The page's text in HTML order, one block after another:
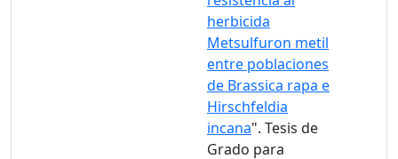
herbicida
Metsulfuron metil
entre poblaciones
de Brassica rapa e
Hirschfeldia
incana". Tesis de
Grado para